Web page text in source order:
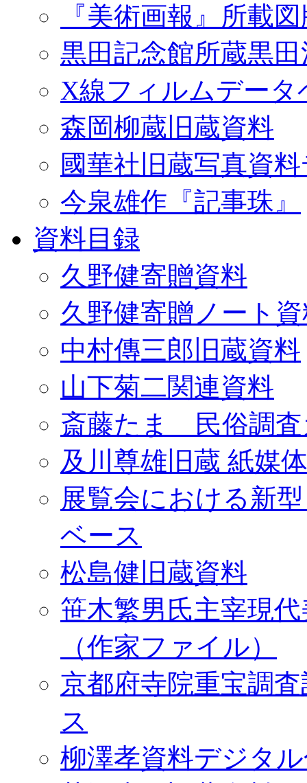
『美術画報』所載
黒田記念館所蔵黒
X線フィルムデータ
森岡柳蔵旧蔵資料
國華社旧蔵写真資
今泉雄作『記事珠』
資料目録
久野健寄贈資料
久野健寄贈ノート
中村傳三郎旧蔵資料
山下菊二関連資料
斎藤たま 民俗調査
及川尊雄旧蔵 紙媒
展覧会における新
ベース
松島健旧蔵資料
笹木繁男氏主宰現
（作家ファイル）
京都府寺院重宝調
ス
柳澤孝資料デジタ